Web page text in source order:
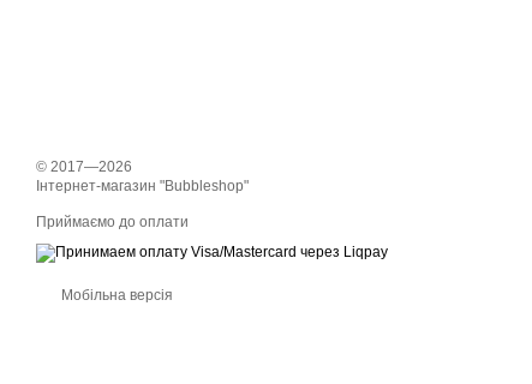
© 2017—2026
Інтернет-магазин "Bubbleshop"
Приймаємо до оплати
Мобільна версія